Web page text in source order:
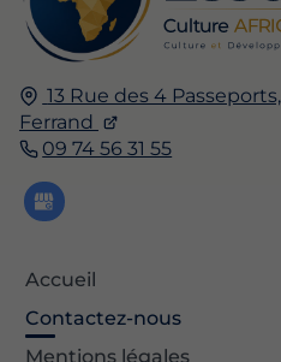
13 Rue des 4 Passeports,
Ferrand
09 74 56 31 55
Accueil
Contactez-nous
Mentions légales